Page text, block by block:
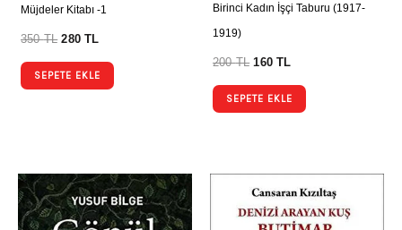
Müjdeler Kitabı -1
350TL 280TL
SEPETE EKLE
Birinci Kadın İşçi Taburu (1917-
1919)
200TL 160TL
SEPETE EKLE